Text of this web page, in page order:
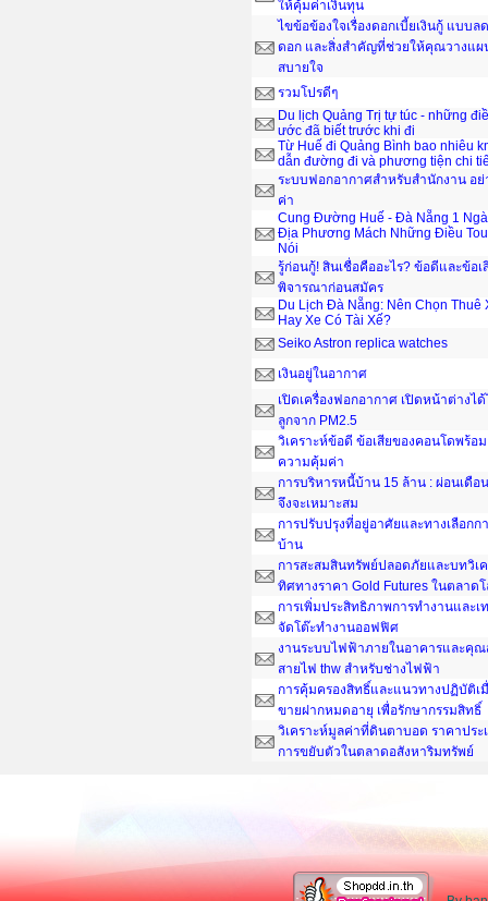
ให้คุ้มค่าเงินทุน
ไขข้อข้องใจเรื่องดอกเบี้ยเงินกู้ แบบ
ดอก และสิ่งสำคัญที่ช่วยให้คุณวางแผ
สบายใจ
รวมโปรดีๆ
Du lịch Quảng Trị tự túc - những
ước đã biết trước khi đi
Từ Huế đi Quảng Bình bao nhiêu
dẫn đường đi và phương tiện chi
ระบบฟอกอากาศสำหรับสำนักงาน อย่
ค่า
Cung Đường Huế - Đà Nẵng 1
Địa Phương Mách Những Điều
Nói
รู้ก่อนกู้! สินเชื่อคืออะไร? ข้อดีและข้อเ
พิจารณาก่อนสมัคร
Du Lịch Đà Nẵng: Nên Chọn Thuê
Hay Xe Có Tài Xế?
Seiko Astron replica watches
เงินอยู่ในอากาศ
เปิดเครื่องฟอกอากาศ เปิดหน้าต่างไ
ลูกจาก PM2.5
วิเคราะห์ข้อดี ข้อเสียของคอนโดพร้อม
ความคุ้มค่า
การบริหารหนี้บ้าน 15 ล้าน : ผ่อนเดือ
จึงจะเหมาะสม
การปรับปรุงที่อยู่อาศัยและทางเลือกก
บ้าน
การสะสมสินทรัพย์ปลอดภัยและบทวิเ
ทิศทางราคา Gold Futures ในตลาด
การเพิ่มประสิทธิภาพการทำงานและเ
จัดโต๊ะทํางานออฟฟิศ
งานระบบไฟฟ้าภายในอาคารและคุ
สายไฟ thw สำหรับช่างไฟฟ้า
การคุ้มครองสิทธิ์และแนวทางปฏิบัติ
ขายฝากหมดอายุ เพื่อรักษากรรมสิทธิ์
วิเคราะห์มูลค่าที่ดินตาบอด ราคาประ
การขยับตัวในตลาดอสังหาริมทรัพย์